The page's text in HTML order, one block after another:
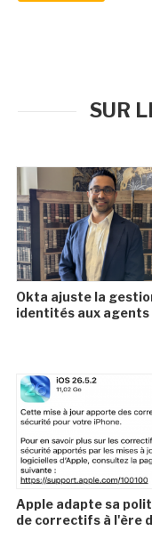
SUR
Okta ajuste la
identités aux agents
Apple adapte sa
de correctifs à l'ère